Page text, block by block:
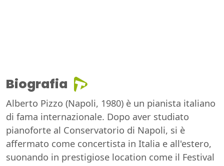
Biografia
Alberto Pizzo (Napoli, 1980) è un pianista italiano
di fama internazionale. Dopo aver studiato
pianoforte al Conservatorio di Napoli, si è
affermato come concertista in Italia e all'estero,
suonando in prestigiose location come il Festival